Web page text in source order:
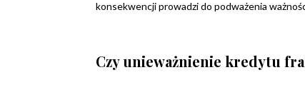
konsekwencji prowadzi do podważenia
Czy unieważnienie kredytu